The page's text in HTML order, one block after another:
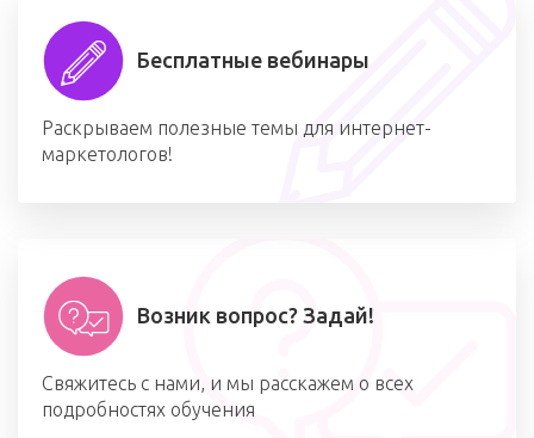
Бесплатные вебинары
Раскрываем полезные темы для интернет-
маркетологов!
Возник вопрос? Задай!
Свяжитесь с нами, и мы расскажем о всех
подробностях обучения